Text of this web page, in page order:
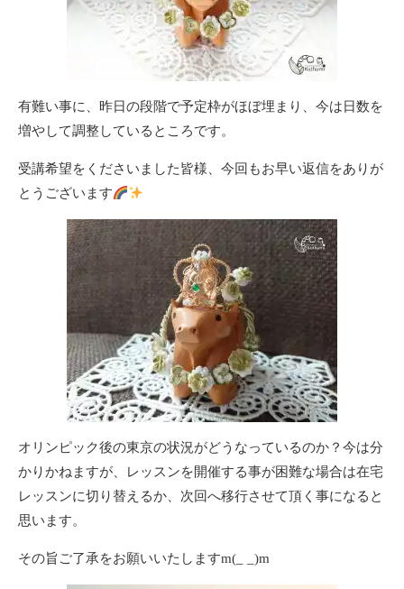
有難い事に、昨日の段階で予定枠がほぼ埋まり、今は日数を
増やして調整しているところです。
受講希望をくださいました皆様、今回もお早い返信をありが
とうございます
オリンピック後の東京の状況がどうなっているのか？今は分
かりかねますが、レッスンを開催する事が困難な場合は在宅
レッスンに切り替えるか、次回へ移行させて頂く事になると
思います。
その旨ご了承をお願いいたしますm(_ _)m